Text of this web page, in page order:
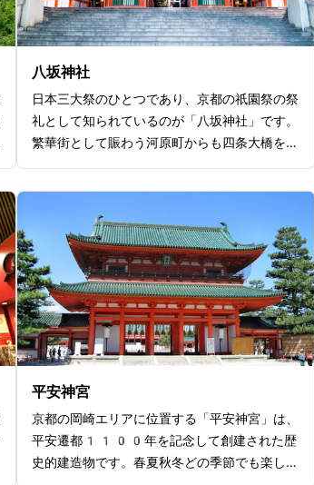
八坂神社
日本三大祭のひとつであり、京都の祇園祭の祭
礼として知られているのが「八坂神社」です。
繁華街として賑わう河原町からも四条大橋を抜
（おおくにぬししゃ）」は、縁結びにご利益が
あるとされハート型の絵馬がたくさん飾られて
います。八坂神社の奥には桜で有名な「円山公
園」や、京都料理が楽しめる老舗の高級料亭も
点在しており、京都旅行に行かれる際にはぜひ
訪れてほしいスポットです。
平安神宮
京都の岡崎エリアに位置する「平安神宮」は、
平安遷都1100年を記念して創建された歴
史的建造物です。春夏秋冬どの季節でも楽しめ